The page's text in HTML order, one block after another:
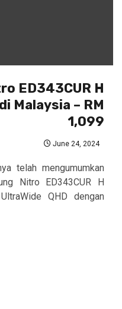
ED343CUR H
Malaysia – RM
1,099
June 24, 2024
telah mengumumkan
Nitro ED343CUR H
QHD dengan